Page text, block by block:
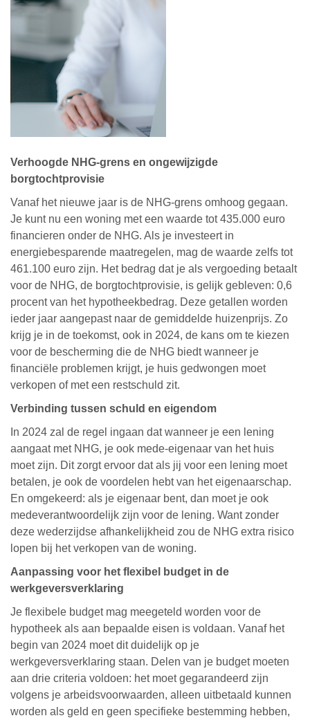
Verhoogde NHG-grens en ongewijzigde
borgtochtprovisie
Vanaf het nieuwe jaar is de NHG-grens omhoog gegaan.
Je kunt nu een woning met een waarde tot 435.000 euro
financieren onder de NHG. Als je investeert in
energiebesparende maatregelen, mag de waarde zelfs tot
461.100 euro zijn. Het bedrag dat je als vergoeding betaalt
voor de NHG, de borgtochtprovisie, is gelijk gebleven: 0,6
procent van het hypotheekbedrag. Deze getallen worden
ieder jaar aangepast naar de gemiddelde huizenprijs. Zo
krijg je in de toekomst, ook in 2024, de kans om te kiezen
voor de bescherming die de NHG biedt wanneer je
financiële problemen krijgt, je huis gedwongen moet
verkopen of met een restschuld zit.
Verbinding tussen schuld en eigendom
In 2024 zal de regel ingaan dat wanneer je een lening
aangaat met NHG, je ook mede-eigenaar van het huis
moet zijn. Dit zorgt ervoor dat als jij voor een lening moet
betalen, je ook de voordelen hebt van het eigenaarschap.
En omgekeerd: als je eigenaar bent, dan moet je ook
medeverantwoordelijk zijn voor de lening. Want zonder
deze wederzijdse afhankelijkheid zou de NHG extra risico
lopen bij het verkopen van de woning.
Aanpassing voor het flexibel budget in de
werkgeversverklaring
Je flexibele budget mag meegeteld worden voor de
hypotheek als aan bepaalde eisen is voldaan. Vanaf het
begin van 2024 moet dit duidelijk op je
werkgeversverklaring staan. Delen van je budget moeten
aan drie criteria voldoen: het moet gegarandeerd zijn
volgens je arbeidsvoorwaarden, alleen uitbetaald kunnen
worden als geld en geen specifieke bestemming hebben,